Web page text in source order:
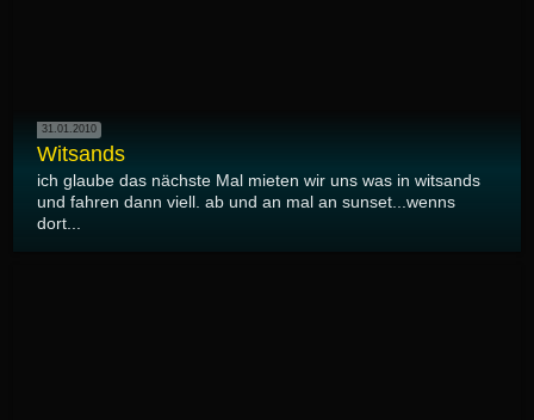
31.01.2010
Witsands
ich glaube das nächste Mal mieten wir uns was in witsands
und fahren dann viell. ab und an mal an sunset...wenns
dort...